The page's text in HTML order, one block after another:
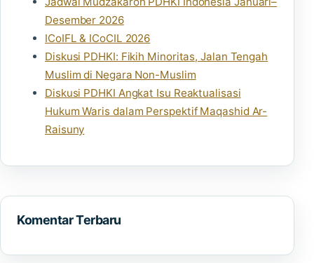
Desember 2026
ICoIFL & ICoCIL 2026
Diskusi PDHKI: Fikih Minoritas, Jalan Tengah
Muslim di Negara Non-Muslim
Diskusi PDHKI Angkat Isu Reaktualisasi
Hukum Waris dalam Perspektif Maqashid Ar-
Raisuny
Komentar Terbaru